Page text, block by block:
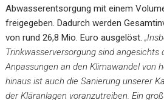
Abwasserentsorgung mit einem
freigegeben. Dadurch werden
von rund 26,8 Mio. Euro ausgelöst.
Trinkwasserversorgung sind angesichts
Anpassungen an den Klimawandel von
hinaus ist auch die Sanierung unserer
der Kläranlagen voranzutreiben. Ein